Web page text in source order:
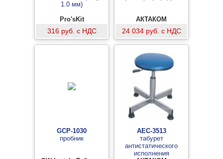
1.0 мм)
Pro'sKit
316 руб. с НДС
АКТАКОМ
24 034 руб. с НДС
GCP-1030
пробник
АЕС-3513
табурет
антистатического
исполнения